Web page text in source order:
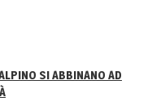
SI ABBINANO AD